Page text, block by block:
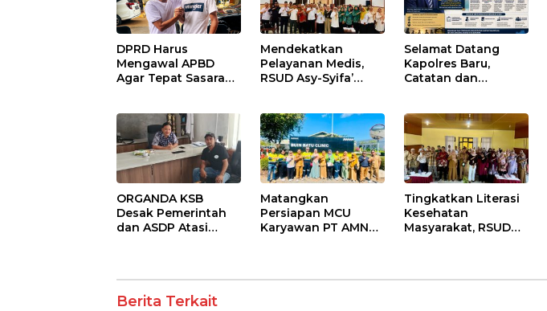
DPRD Harus
Mengawal APBD
Agar Tepat Sasaran
Kelompok Tertentu
Mendekatkan
Pelayanan Medis,
RSUD Asy-Syifa’
Edukasi Kesehatan
di Taliwang
Selamat Datang
Kapolres Baru,
Catatan dan
Sumbawa Barat
ORGANDA KSB
Desak Pemerintah
dan ASDP Atasi
Matangkan
Persiapan MCU
Karyawan PT AMNT,
Tingkatkan Literasi
Kesehatan
Masyarakat, RSUD
Penyuluhan
Berita Terkait